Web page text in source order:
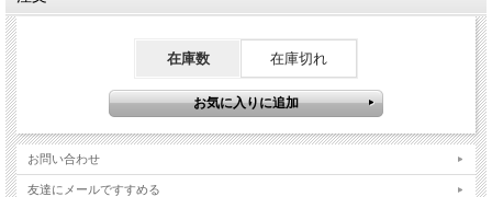
浜名湖産の天然うなぎは毎年６月～１１月までの期間限
また、天然のものなので天候や漁獲の状況によっては商
いただいてもその日にお届けできない可能性が高いことを
うなぎ好きなら一度は食べたい浜名湖産天然うなぎの白
在庫数 在庫切れ
お問い合わせ
友達にメールですすめる